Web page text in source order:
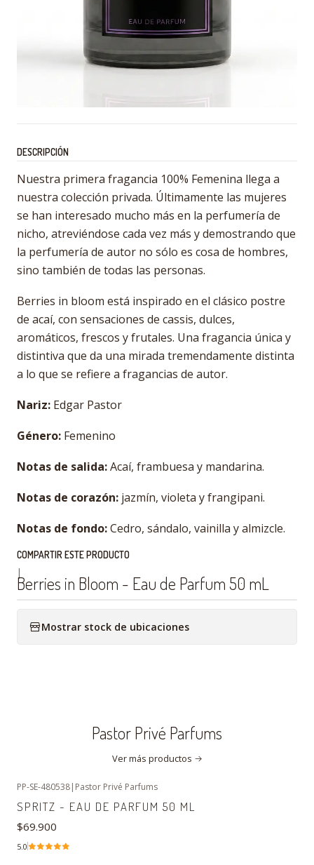
DESCRIPCIÓN
Nuestra primera fragancia 100% Femenina llega a
nuestra colección privada. Últimamente las mujeres
se han interesado mucho más en la perfumería de
nicho, atreviéndose cada vez más y demostrando que
la perfumería de autor no sólo es cosa de hombres,
sino también de todas las personas.
Berries in bloom está inspirado en el clásico postre
de acaí, con sensaciones de cassis, dulces,
aromáticos, frescos y frutales. Una fragancia única y
distintiva que da una mirada tremendamente distinta
a lo que se refiere a fragancias de autor.
Nariz: Edgar Pastor
Género: Femenino
Notas de salida:Acaí, frambuesa y mandarina.
Notas de corazón: jazmín, violeta y frangipani.
Notas de fondo:Cedro, sándalo, vainilla y almizcle.
COMPARTIR ESTE PRODUCTO
|
Berries in Bloom - Eau de Parfum 50 mL
Mostrar stock de ubicaciones
Pastor Privé Parfums
Ver más productos
PP-SE-480538 Pastor Privé Parfums
SPRITZ - EAU DE PARFUM 50 ML
$69.900
5.0